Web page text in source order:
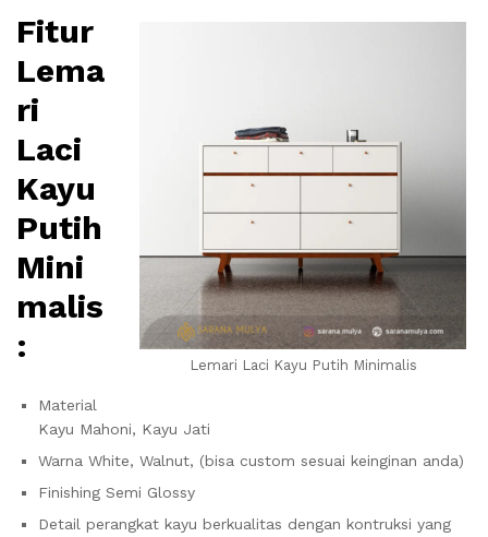
Lemari Laci Kayu Putih Minimalis
Fitur
Lema
ri
Laci
Kayu
Putih
Mini
malis
:
Material
Kayu Mahoni, Kayu Jati
Warna White, Walnut, (bisa custom sesuai keinginan anda)
Finishing Semi Glossy
Detail perangkat kayu berkualitas dengan kontruksi yang